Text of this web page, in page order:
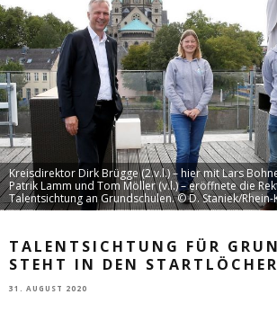
Kreisdirektor Dirk Brügge (2.v.l.) – hier mit Lars
Patrik Lamm und Tom Möller (v.l.) – eröffnete die
Talentsichtung an Grundschulen. © D. Staniek/Rhein-
TALENTSICHTUNG FÜR
STEHT IN DEN
31. AUGUST 2020